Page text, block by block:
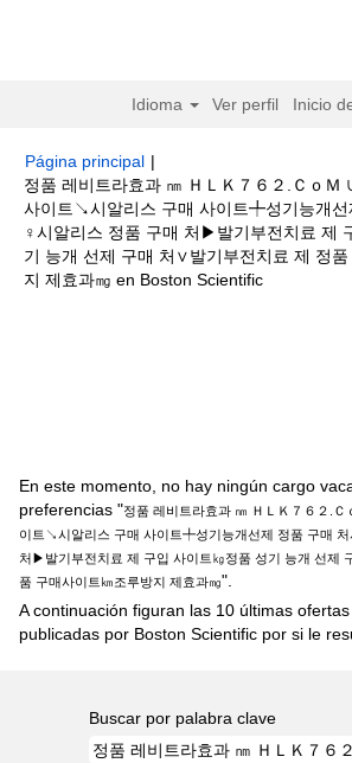
Idioma Ver perfil Inicio
Página principal |
정품 레비트라효과 ㎚ ＨＬＫ７６２.ＣｏＭ
사이트↘시알리스 구매 사이트╇성기능개선
♀시알리스 정품 구매 처▶발기부전치료 제
기 능개 선제 구매 처∨발기부전치료 제 정
지 제효과㎎ en Boston Scientific(página
En este momento, no hay ningún cargo
preferencias "정품 레비트라효과 ㎚ ＨＬＫ７６２.
이트↘시알리스 구매 사이트╇성기능개선제 정품 구매
처▶발기부전치료 제 구입 사이트㎏정품 성기 능개 선제
품 구매사이트㎞조루방지 제효과㎎".
A continuación figuran las 10 últimas
publicadas por Boston Scientific por si le
Buscar por palabra clave